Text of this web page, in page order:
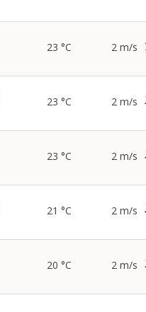
23 °C 2 m/s
23 °C 2 m/s
23 °C 2 m/s
21 °C 2 m/s
20 °C 2 m/s